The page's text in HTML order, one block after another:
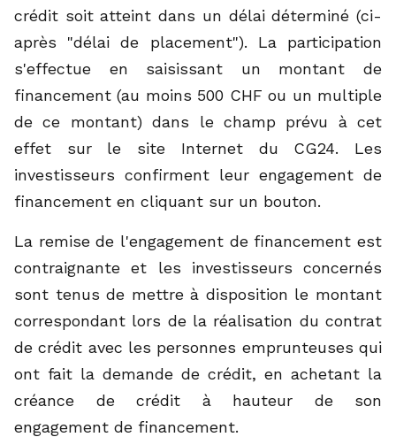
crédit soit atteint dans un délai déterminé (ci-
après "délai de placement"). La participation
s'effectue en saisissant un montant de
financement (au moins 500 CHF ou un multiple
de ce montant) dans le champ prévu à cet
effet sur le site Internet du CG24. Les
investisseurs confirment leur engagement de
financement en cliquant sur un bouton.
La remise de l'engagement de financement est
contraignante et les investisseurs concernés
sont tenus de mettre à disposition le montant
correspondant lors de la réalisation du contrat
de crédit avec les personnes emprunteuses qui
ont fait la demande de crédit, en achetant la
créance de crédit à hauteur de son
engagement de financement.